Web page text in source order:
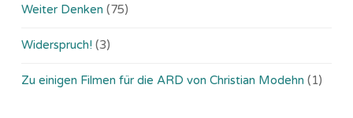
Weiter Denken (75)
Widerspruch! (3)
Zu einigen Filmen für die ARD von Christian Modehn (1)